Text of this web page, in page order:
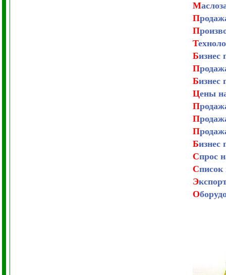
М
П
П
Т
Бизнес
П
Бизнес
Цены
П
П
П
Бизнес
Спрос
Список
Э
О